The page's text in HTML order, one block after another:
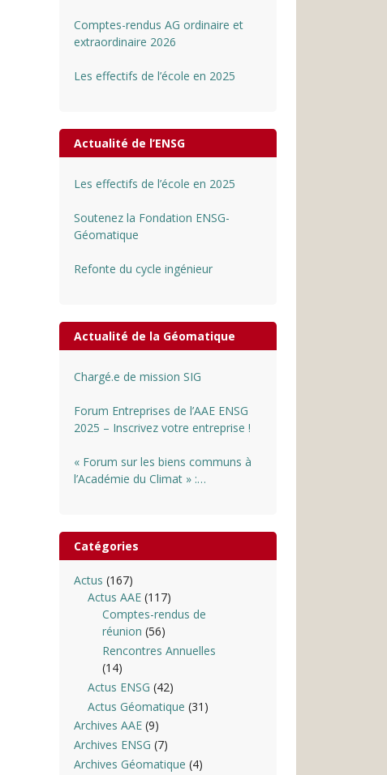
Comptes-rendus AG ordinaire et
extraordinaire 2026
Les effectifs de l’école en 2025
Actualité de l’ENSG
Les effectifs de l’école en 2025
Soutenez la Fondation ENSG-
Géomatique
Refonte du cycle ingénieur
Actualité de la Géomatique
Chargé.e de mission SIG
Forum Entreprises de l’AAE ENSG
2025 – Inscrivez votre entreprise !
« Forum sur les biens communs à
l’Académie du Climat » :
Catégories
Actus (167)
Actus AAE (117)
Comptes-rendus de
réunion (56)
Rencontres Annuelles
(14)
Actus ENSG (42)
Actus Géomatique (31)
Archives AAE(9)
Archives ENSG (7)
Archives Géomatique (4)